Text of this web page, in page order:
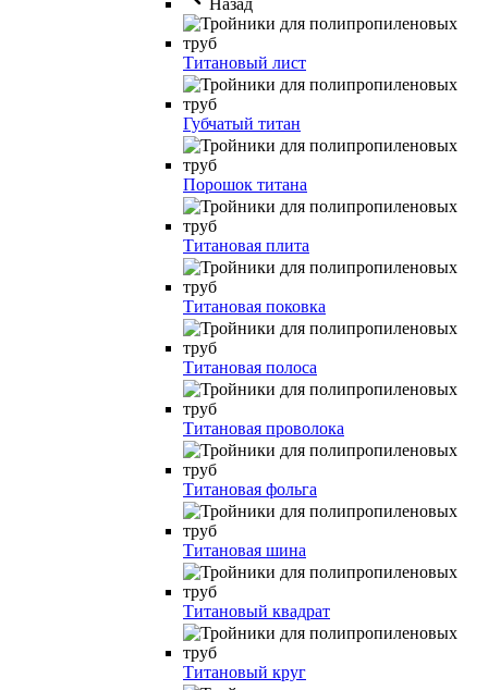
Назад
Титановый лист
Губчатый титан
Порошок титана
Титановая плита
Титановая поковка
Титановая полоса
Титановая проволока
Титановая фольга
Титановая шина
Титановый квадрат
Титановый круг